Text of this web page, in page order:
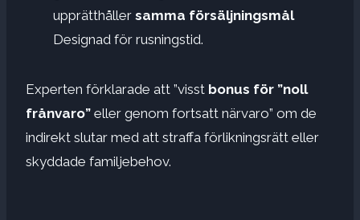
upprätthåller samma försäljningsmål
Designad för rusningstid.
Experten förklarade att ”visst bonus för ”noll
frånvaro” eller genom fortsatt närvaro” om de
indirekt slutar med att straffa förlikningsrätt eller
skyddade familjebehov.